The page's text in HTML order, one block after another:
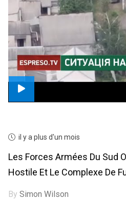
il y a plus d'un mois
Les Forces Armées Du Sud
Hostile Et Le Complexe De
BySimon Wilson